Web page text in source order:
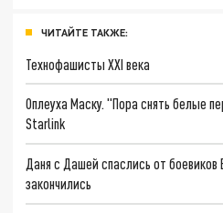
ЧИТАЙТЕ ТАКЖЕ:
Технофашисты XXI века
Оплеуха Маску. "Пора снять белые
Starlink
Даня с Дашей спаслись от
закончились